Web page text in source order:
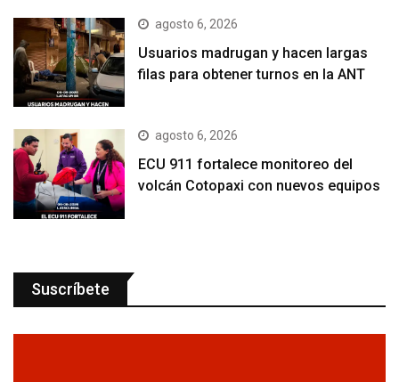
agosto 6, 2026
Usuarios madrugan y hacen largas
filas para obtener turnos en la ANT
agosto 6, 2026
ECU 911 fortalece monitoreo del
volcán Cotopaxi con nuevos equipos
Suscríbete